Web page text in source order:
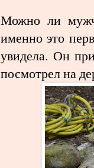
Можно ли
именно это
увидела. Он
посмотрел на